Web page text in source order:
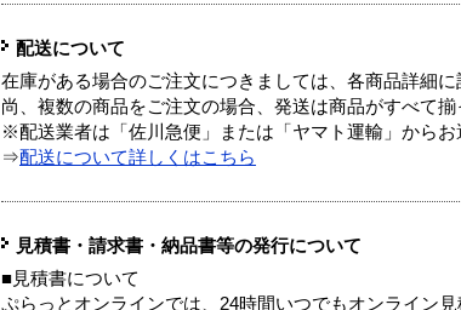
配送について
在庫がある場合のご注文につきましては、各商品詳細
尚、複数の商品をご注文の場合、発送は商品がすべて揃
※配送業者は「佐川急便」または「ヤマト運輸」からお
⇒配送について詳しくはこちら
見積書・請求書・納品書等の発行について
■見積書について
ぷらっとオンラインでは、24時間いつでもオンライン見